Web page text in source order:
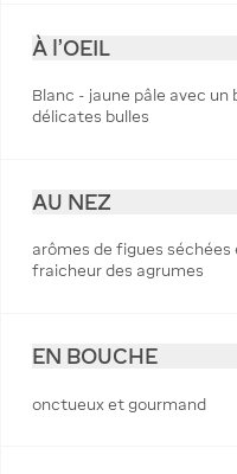
À l'OEIL
Blanc - jaune pâle avec
délicates bulles
AU NEZ
arômes de figues séchées
fraicheur des agrumes
EN BOUCHE
onctueux et gourmand